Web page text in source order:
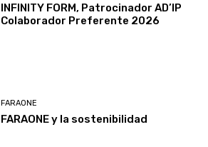
INFINITY FORM, Patrocinador AD’IP
Colaborador Preferente 2026
FARAONE
FARAONE y la sostenibilidad